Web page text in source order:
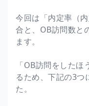
今回は「内定率（
合と、OB訪問数と
ます。
「OB訪問をしたほ
るため、下記の3つ
た。